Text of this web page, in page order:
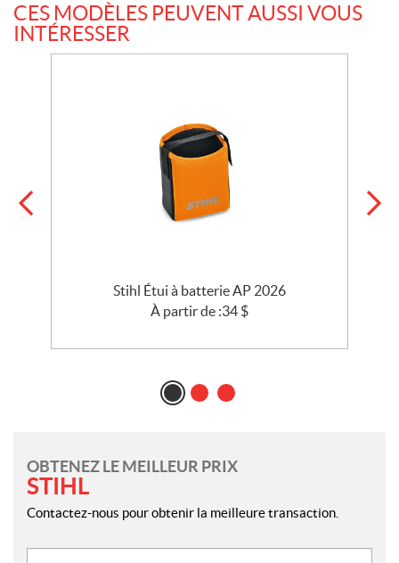
CES MODÈLES PEUVENT AUSSI VOUS
INTÉRESSER
Stihl Étui à batterie AP 2026
À partir de :34 $
OBTENEZ LE MEILLEUR PRIX
STIHL
Contactez-nous pour obtenir la meilleure transaction.